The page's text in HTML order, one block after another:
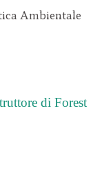
di Forest